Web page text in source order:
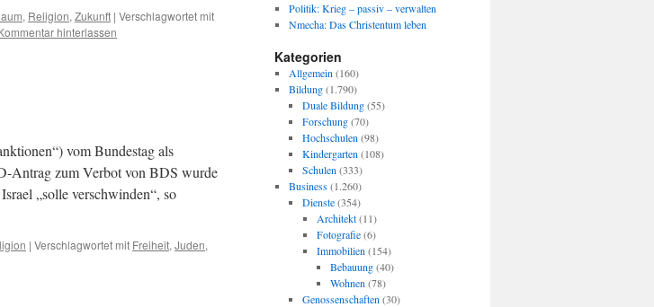
, Religion, Zukunft | Verschlagwortet mit
hinterlassen
vom Bundestag als
Antrag zum Verbot von BDS wurde
„solle verschwinden“, so
| Verschlagwortet mit Freiheit, Juden,
Politik: Krieg – passiv – verwalten
Nmecha: Das Christentum leben
Kategorien
Allgemein (160)
Bildung(1.790)
Duale Bildung(55)
Forschung(70)
Hochschulen (98)
Kindergarten (108)
Schulen (333)
Business(1.260)
Dienste(354)
Architekt(11)
Fotografie(6)
Immobilien (154)
Bebauung(40)
Wohnen (78)
Genossenschaften (30)